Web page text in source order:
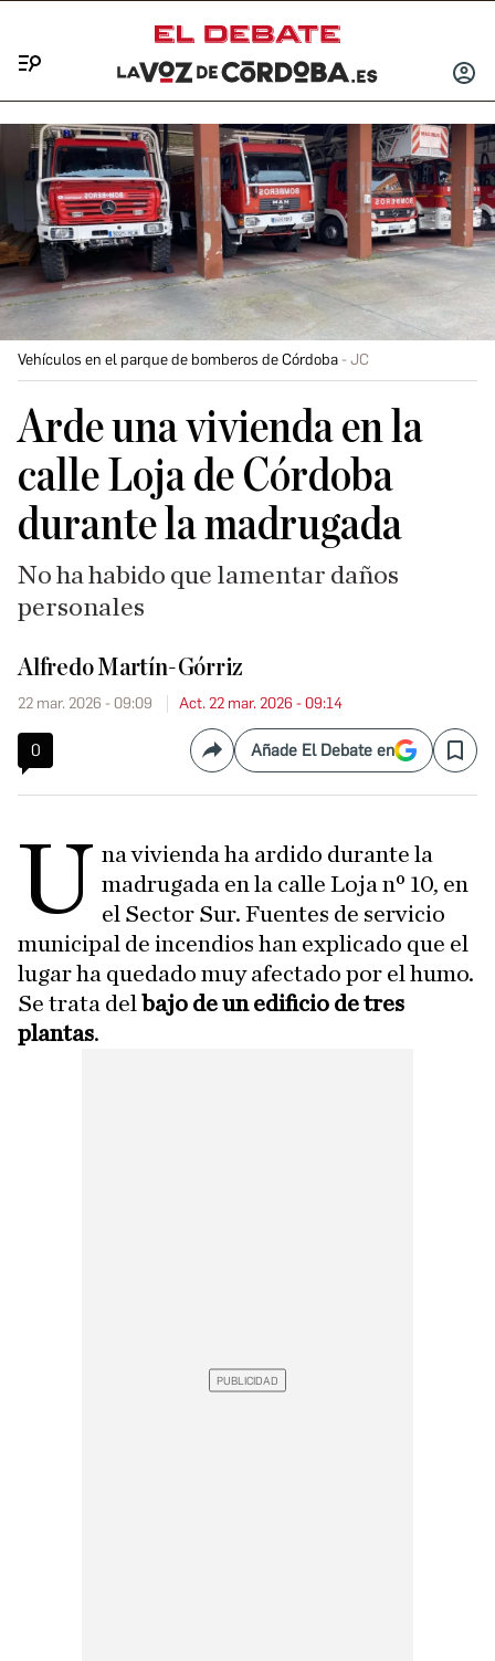
INICIAR
Vehículos en el parque de bomberos de Córdoba JC
Arde una vivienda en la
calle Loja de Córdoba
durante la madrugada
No ha habido que lamentar daños
personales
Alfredo Martín-Górriz
22 mar. 2026 - 09:09 Act. 22 mar. 2026 - 09:14
0 CompartirAñade El Debate en Save
U na vivienda ha ardido durante la
madrugada en la calle Loja nº 10, en
el Sector Sur. Fuentes de servicio
municipal de incendios han explicado que el
lugar ha quedado muy afectado por el humo.
Se trata del bajo de un edificio de tres
plantas.